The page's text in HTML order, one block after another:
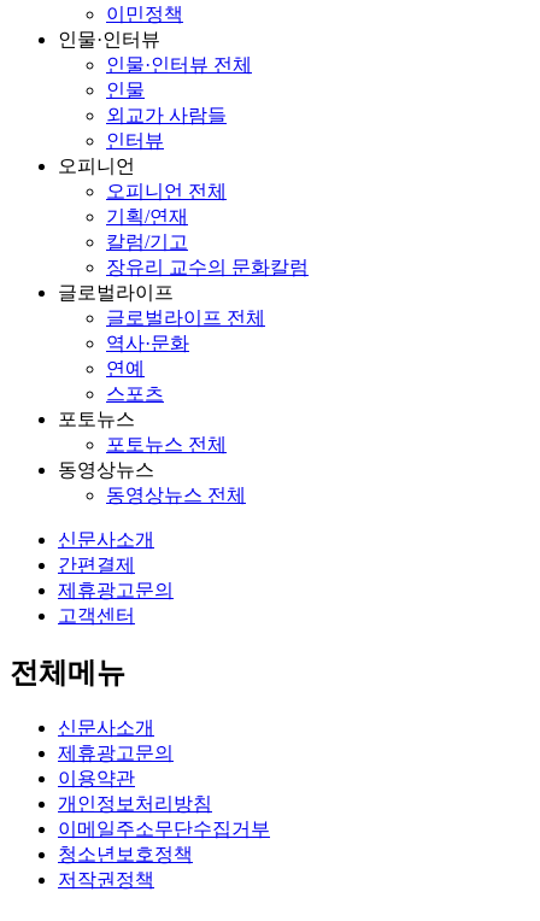
이민정책
인물·인터뷰
인물·인터뷰 전체
인물
외교가 사람들
인터뷰
오피니언
오피니언 전체
기획/연재
칼럼/기고
장유리 교수의 문화칼럼
글로벌라이프
글로벌라이프 전체
역사·문화
연예
스포츠
포토뉴스
포토뉴스 전체
동영상뉴스
동영상뉴스 전체
신문사소개
간편결제
제휴광고문의
고객센터
전체메뉴
신문사소개
제휴광고문의
이용약관
개인정보처리방침
이메일주소무단수집거부
청소년보호정책
저작권정책